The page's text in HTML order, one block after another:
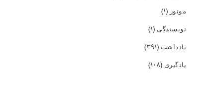
موتور (۱)
نویسندگی (۱)
یادداشت (۳۹۱)
یادگیری (۱۰۸)